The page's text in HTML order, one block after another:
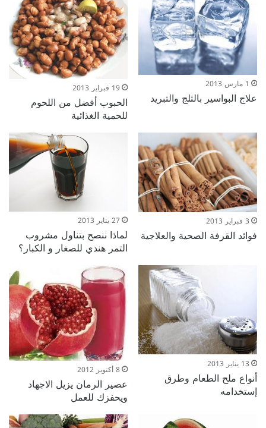
1 مارس 2013
علاج البواسير بالثلج والتبريد
19 فبراير 2013
الحبوب أفضل من اللحوم
للحمية الغذائية
3 فبراير 2013
فوائد القرفة الصحية والعلاجية
27 يناير 2013
لماذا ننصح بتناول مشروب
التمر هندي للصغار و الكبار؟
13 يناير 2013
أنواع ملح الطعام وطرق
إستخدامه
8 أكتوبر 2012
عصير الرمان يزيل الاجهاد
ويحفزك للعمل